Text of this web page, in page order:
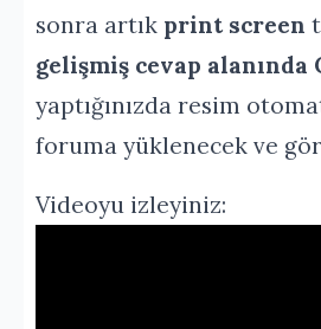
sonra artık print screen
gelişmiş cevap alanında
yaptığınızda resim
foruma yüklenecek ve
Videoyu izleyiniz: